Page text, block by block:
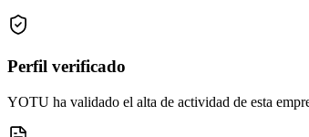
Perfil verificado
YOTU ha validado el alta de actividad de esta